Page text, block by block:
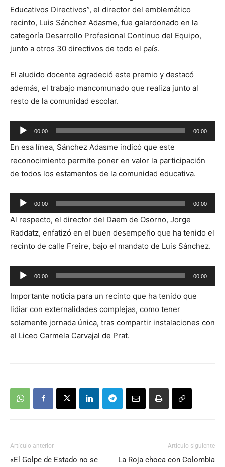
Educativos Directivos”, el director del emblemático
recinto, Luis Sánchez Adasme, fue galardonado en la
categoría Desarrollo Profesional Continuo del Equipo,
junto a otros 30 directivos de todo el país.
El aludido docente agradeció este premio y destacó
además, el trabajo mancomunado que realiza junto al
resto de la comunidad escolar.
Reproductor
de
audio
00:00 00:00
En esa línea, Sánchez Adasme indicó que este
reconocimiento permite poner en valor la participación
de todos los estamentos de la comunidad educativa.
Reproductor
de
audio
00:00 00:00
Al respecto, el director del Daem de Osorno, Jorge
Raddatz, enfatizó en el buen desempeño que ha tenido el
recinto de calle Freire, bajo el mandato de Luis Sánchez.
Reproductor
de
audio
00:00 00:00
Importante noticia para un recinto que ha tenido que
lidiar con externalidades complejas, como tener
solamente jornada única, tras compartir instalaciones con
el Liceo Carmela Carvajal de Prat.
Artículo anterior
«El Golpe de Estado no se
Artículo siguiente
La Roja choca con Colombia